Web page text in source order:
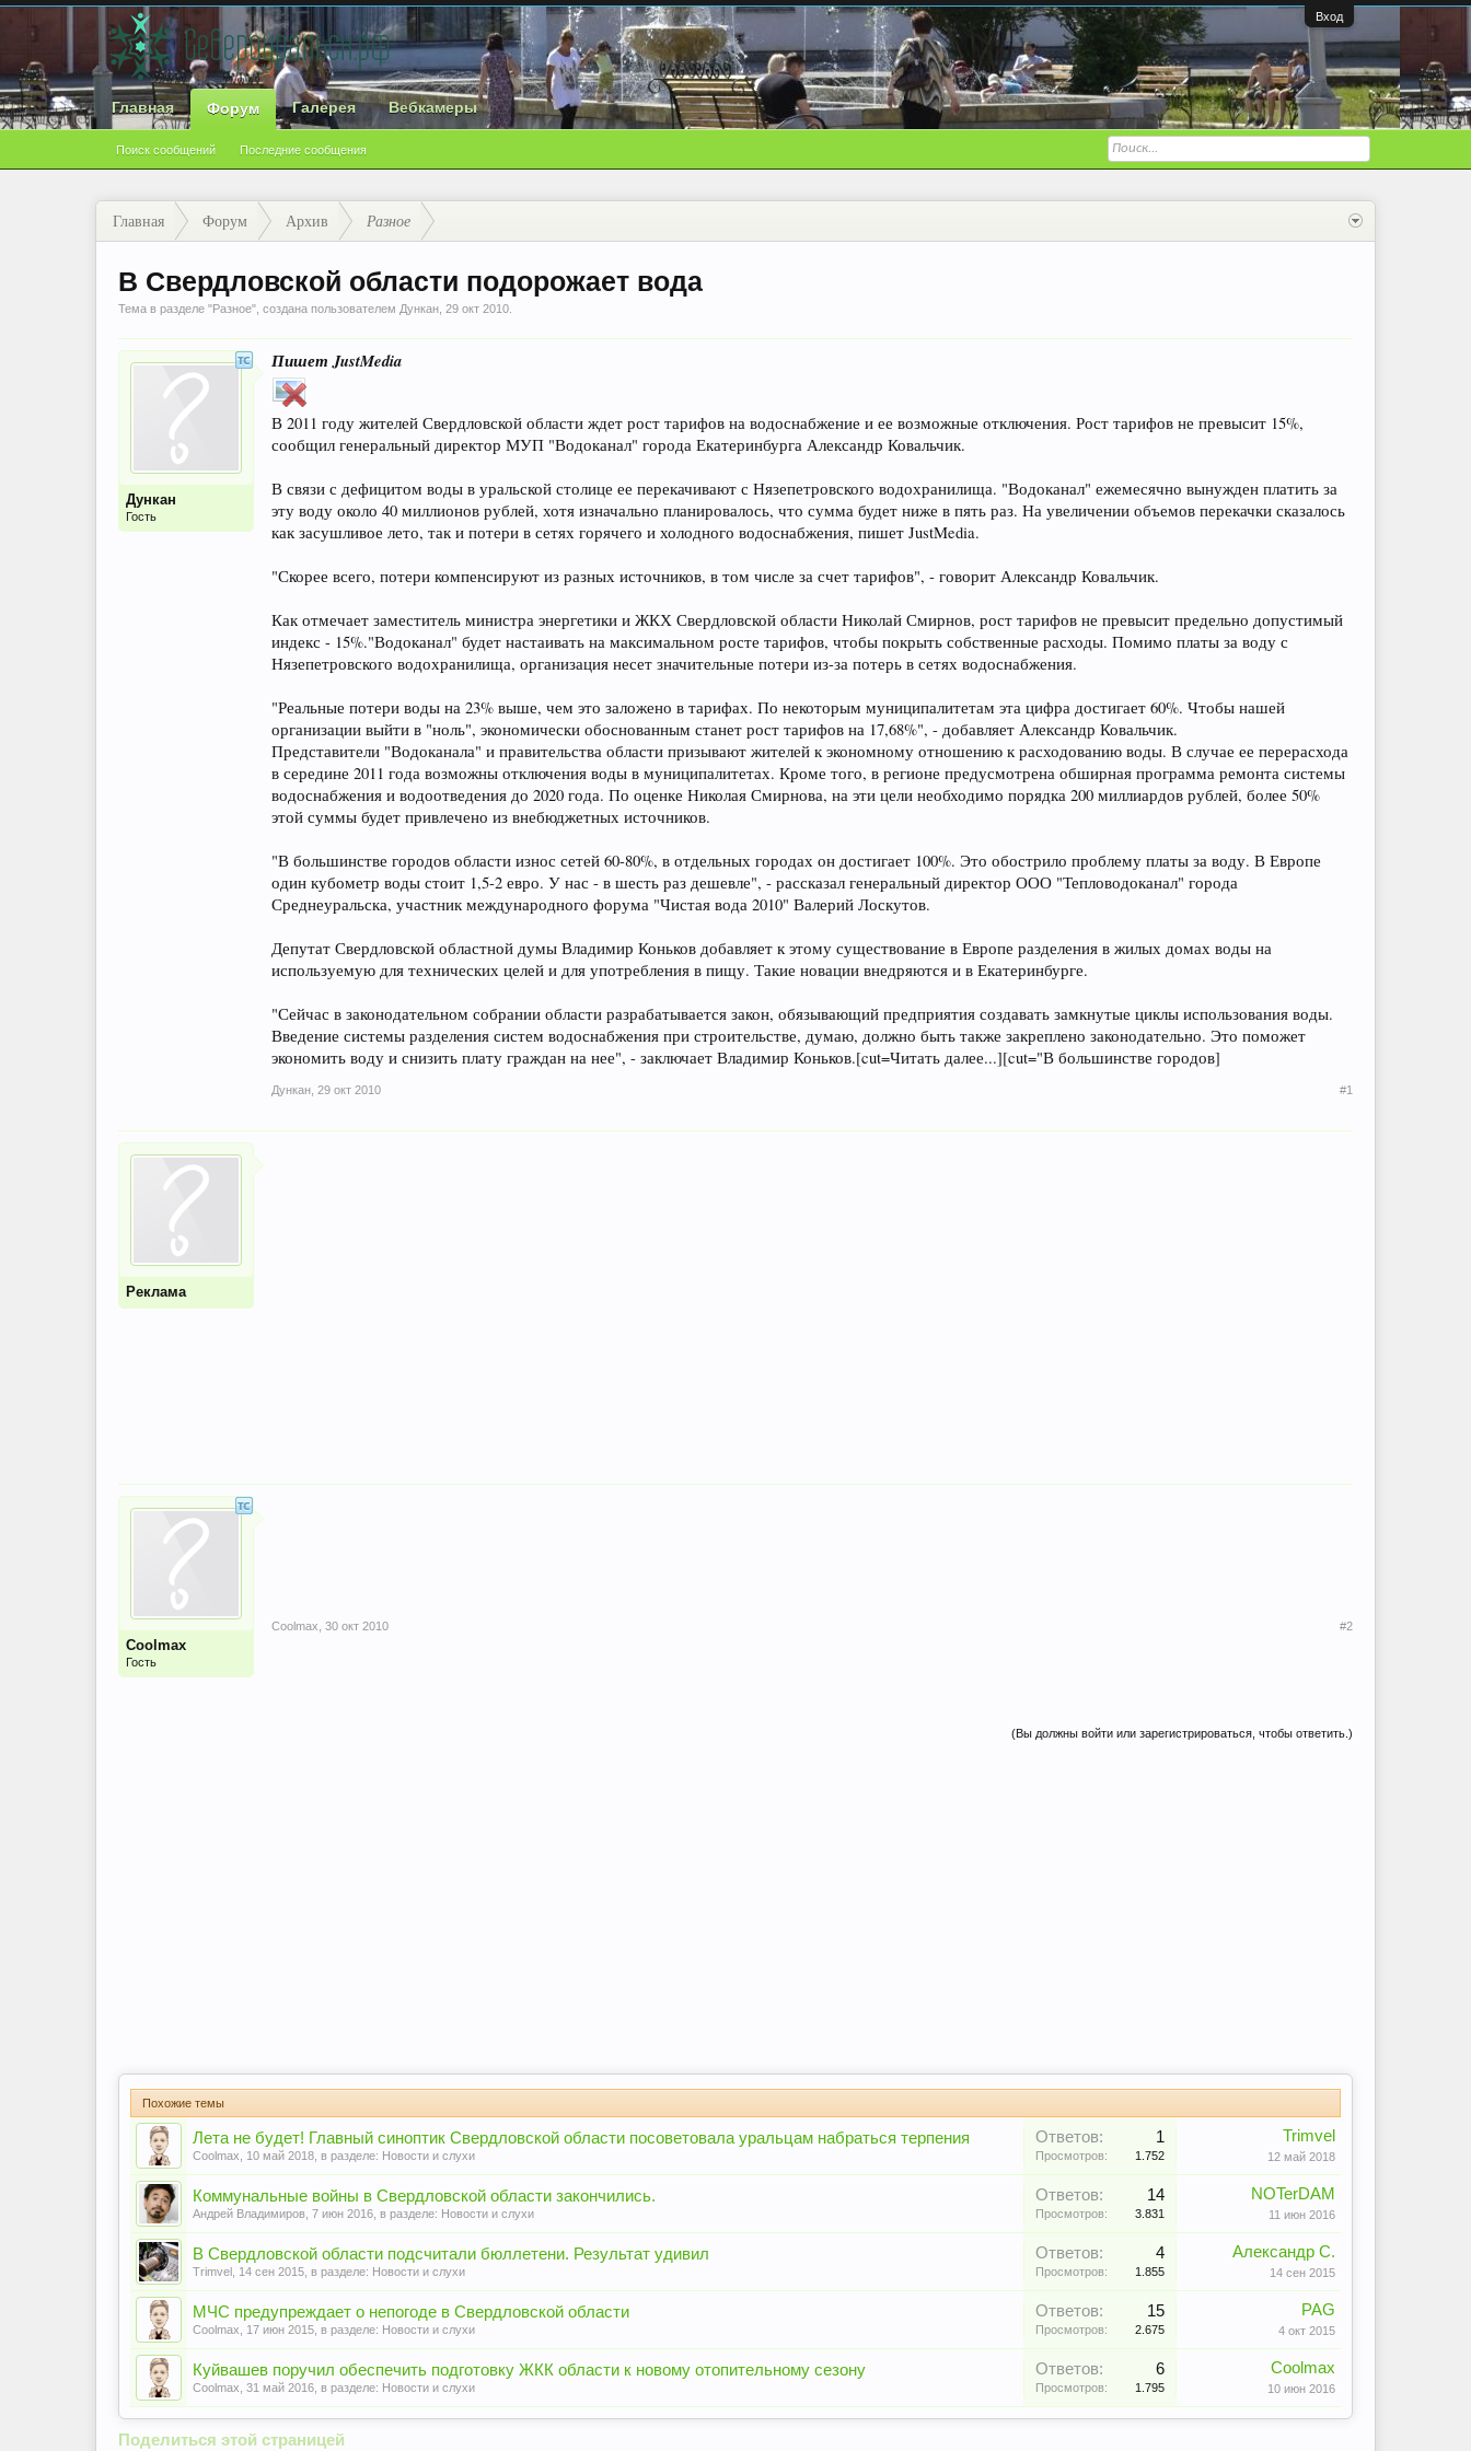
Вход
Главная Форум
Поиск сообщений Последние сообщения
Галерея Вебкамеры
Главная Форум Архив Разное
В Свердловской области подорожает вода
Тема в разделе "Разное", создана пользователем Дункан 29 окт 2010
Дункан
Гость
Пишет JustMedia
В 2011 году жителей Свердловской области ждет рост тарифов на водоснабжение и ее возможные отключения. Рост тарифов не превысит 15%,
сообщил генеральный директор МУП "Водоканал" города Екатеринбурга Александр Ковальчик.
В связи с дефицитом воды в уральской столице ее перекачивают с Нязепетровского водохранилища. "Водоканал" ежемесячно вынужден платить за
эту воду около 40 миллионов рублей, хотя изначально планировалось, что сумма будет ниже в пять раз. На увеличении объемов перекачки сказалось
как засушливое лето, так и потери в сетях горячего и холодного водоснабжения, пишет JustMedia.
"Скорее всего, потери компенсируют из разных источников, в том числе за счет тарифов", - говорит Александр Ковальчик.
Как отмечает заместитель министра энергетики и ЖКХ Свердловской области Николай Смирнов, рост тарифов не превысит предельно допустимый
индекс - 15%."Водоканал" будет настаивать на максимальном росте тарифов, чтобы покрыть собственные расходы. Помимо платы за воду с
Нязепетровского водохранилища, организация несет значительные потери из-за потерь в сетях водоснабжения.
"Реальные потери воды на 23% выше, чем это заложено в тарифах. По некоторым муниципалитетам эта цифра достигает 60%. Чтобы нашей
организации выйти в "ноль", экономически обоснованным станет рост тарифов на 17,68%", - добавляет Александр Ковальчик.
Представители "Водоканала" и правительства области призывают жителей к экономному отношению к расходованию воды. В случае ее перерасхода
в середине 2011 года возможны отключения воды в муниципалитетах. Кроме того, в регионе предусмотрена обширная программа ремонта системы
водоснабжения и водоотведения до 2020 года. По оценке Николая Смирнова, на эти цели необходимо порядка 200 миллиардов рублей, более 50%
этой суммы будет привлечено из внебюджетных источников.
"В большинстве городов области износ сетей 60-80%, в отдельных городах он достигает 100%. Это обострило проблему платы за воду. В Европе
один кубометр воды стоит 1,5-2 евро. У нас - в шесть раз дешевле", - рассказал генеральный директор ООО "Тепловодоканал" города
Среднеуральска, участник международного форума "Чистая вода 2010" Валерий Лоскутов.
Депутат Свердловской областной думы Владимир Коньков добавляет к этому существование в Европе разделения в жилых домах воды на
используемую для технических целей и для употребления в пищу. Такие новации внедряются и в Екатеринбурге.
"Сейчас в законодательном собрании области разрабатывается закон, обязывающий предприятия создавать замкнутые циклы использования воды.
Введение системы разделения систем водоснабжения при строительстве, думаю, должно быть также закреплено законодательно. Это поможет
экономить воду и снизить плату граждан на нее", - заключает Владимир Коньков.[cut=Читать далее...][cut="В большинстве городов]
Дункан 29 окт 2010 #1
Реклама
Coolmax
Гость
Coolmax 30 окт 2010 #2
(Вы должны войти или зарегистрироваться, чтобы ответить.)
Похожие темы
Лета не будет! Главный синоптик Свердловской области посоветовала уральцам набраться терпения
Coolmax 10 май 2018 , в разделе: Новости и слухи
Ответов: 1
Просмотров: 1.752
Trimvel
12 май 2018
Коммунальные войны в Свердловской области закончились.
Андрей Владимиров 7 июн 2016 , в разделе: Новости и слухи
Ответов: 14
Просмотров: 3.831
NOTerDAM
11 июн 2016
В Свердловской области подсчитали бюллетени. Результат удивил
Trimvel 14 сен 2015 , в разделе: Новости и слухи
Ответов: 4
Просмотров: 1.855
Александр С.
14 сен 2015
МЧС предупреждает о непогоде в Свердловской области
Coolmax 17 июн 2015 , в разделе: Новости и слухи
Ответов: 15
Просмотров: 2.675
PAG
4 окт 2015
Куйвашев поручил обеспечить подготовку ЖКК области к новому отопительному сезону
Coolmax 31 май 2016 , в разделе: Новости и слухи
Ответов: 6
Просмотров: 1.795
Coolmax
10 июн 2016
Поделиться этой страницей